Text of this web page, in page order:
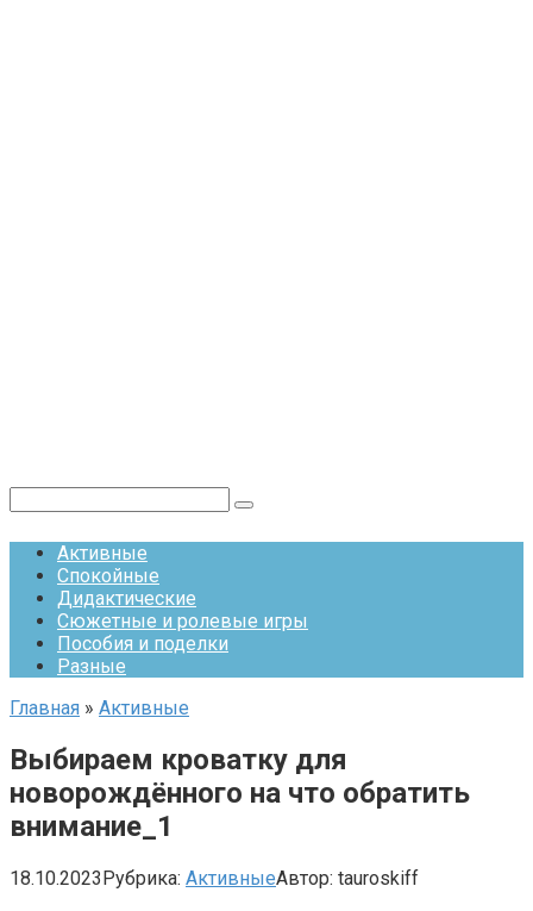
Активные
Спокойные
Дидактические
Сюжетные и ролевые игры
Пособия и поделки
Разные
Главная » Активные
Выбираем кроватку для
новорождённого на что обратить
внимание_1
18.10.2023Рубрика: АктивныеАвтор: tauroskiff